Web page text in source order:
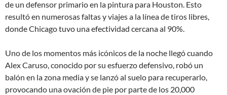
de un defensor primario en la pintura para Houston. Esto
resultó en numerosas faltas y viajes a la línea de tiros libres,
donde Chicago tuvo una efectividad cercana al 90%.
Uno de los momentos más icónicos de la noche llegó cuando
Alex Caruso, conocido por su esfuerzo defensivo, robó un
balón en la zona media y se lanzó al suelo para recuperarlo,
provocando una ovación de pie por parte de los 20,000